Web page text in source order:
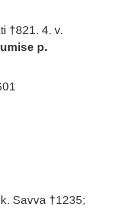
†821. 4. v.
p.
Savva †1235;